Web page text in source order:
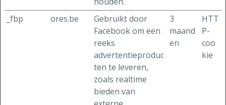
_fbp ores.be
Gebruikt door
Facebook om een
reeks
advertentieproduc
ten te leveren,
zoals realtime
bieden van
3
maand
en
HTT
P-
coo
kie